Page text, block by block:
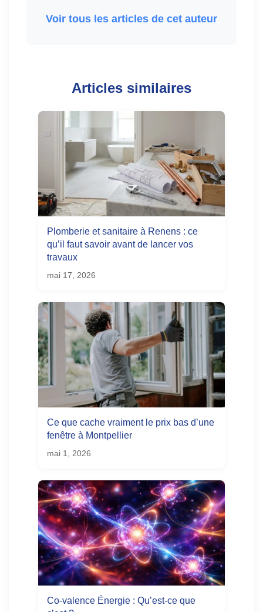
Voir tous les articles de cet auteur
Articles similaires
Plomberie et sanitaire à Renens : ce
qu’il faut savoir avant de lancer vos
travaux
mai 17, 2026
Ce que cache vraiment le prix bas d’une
fenêtre à Montpellier
mai 1, 2026
Co-valence Énergie : Qu’est-ce que